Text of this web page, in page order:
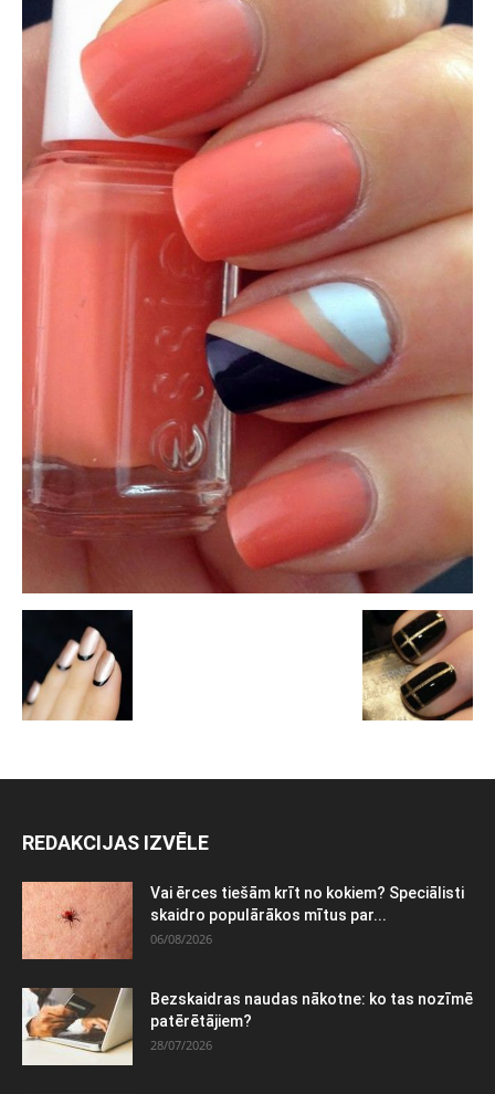
REDAKCIJAS IZVĒLE
Vai ērces tiešām krīt no kokiem? Speciālisti
skaidro populārākos mītus par...
06/08/2026
Bezskaidras naudas nākotne: ko tas nozīmē
patērētājiem?
28/07/2026